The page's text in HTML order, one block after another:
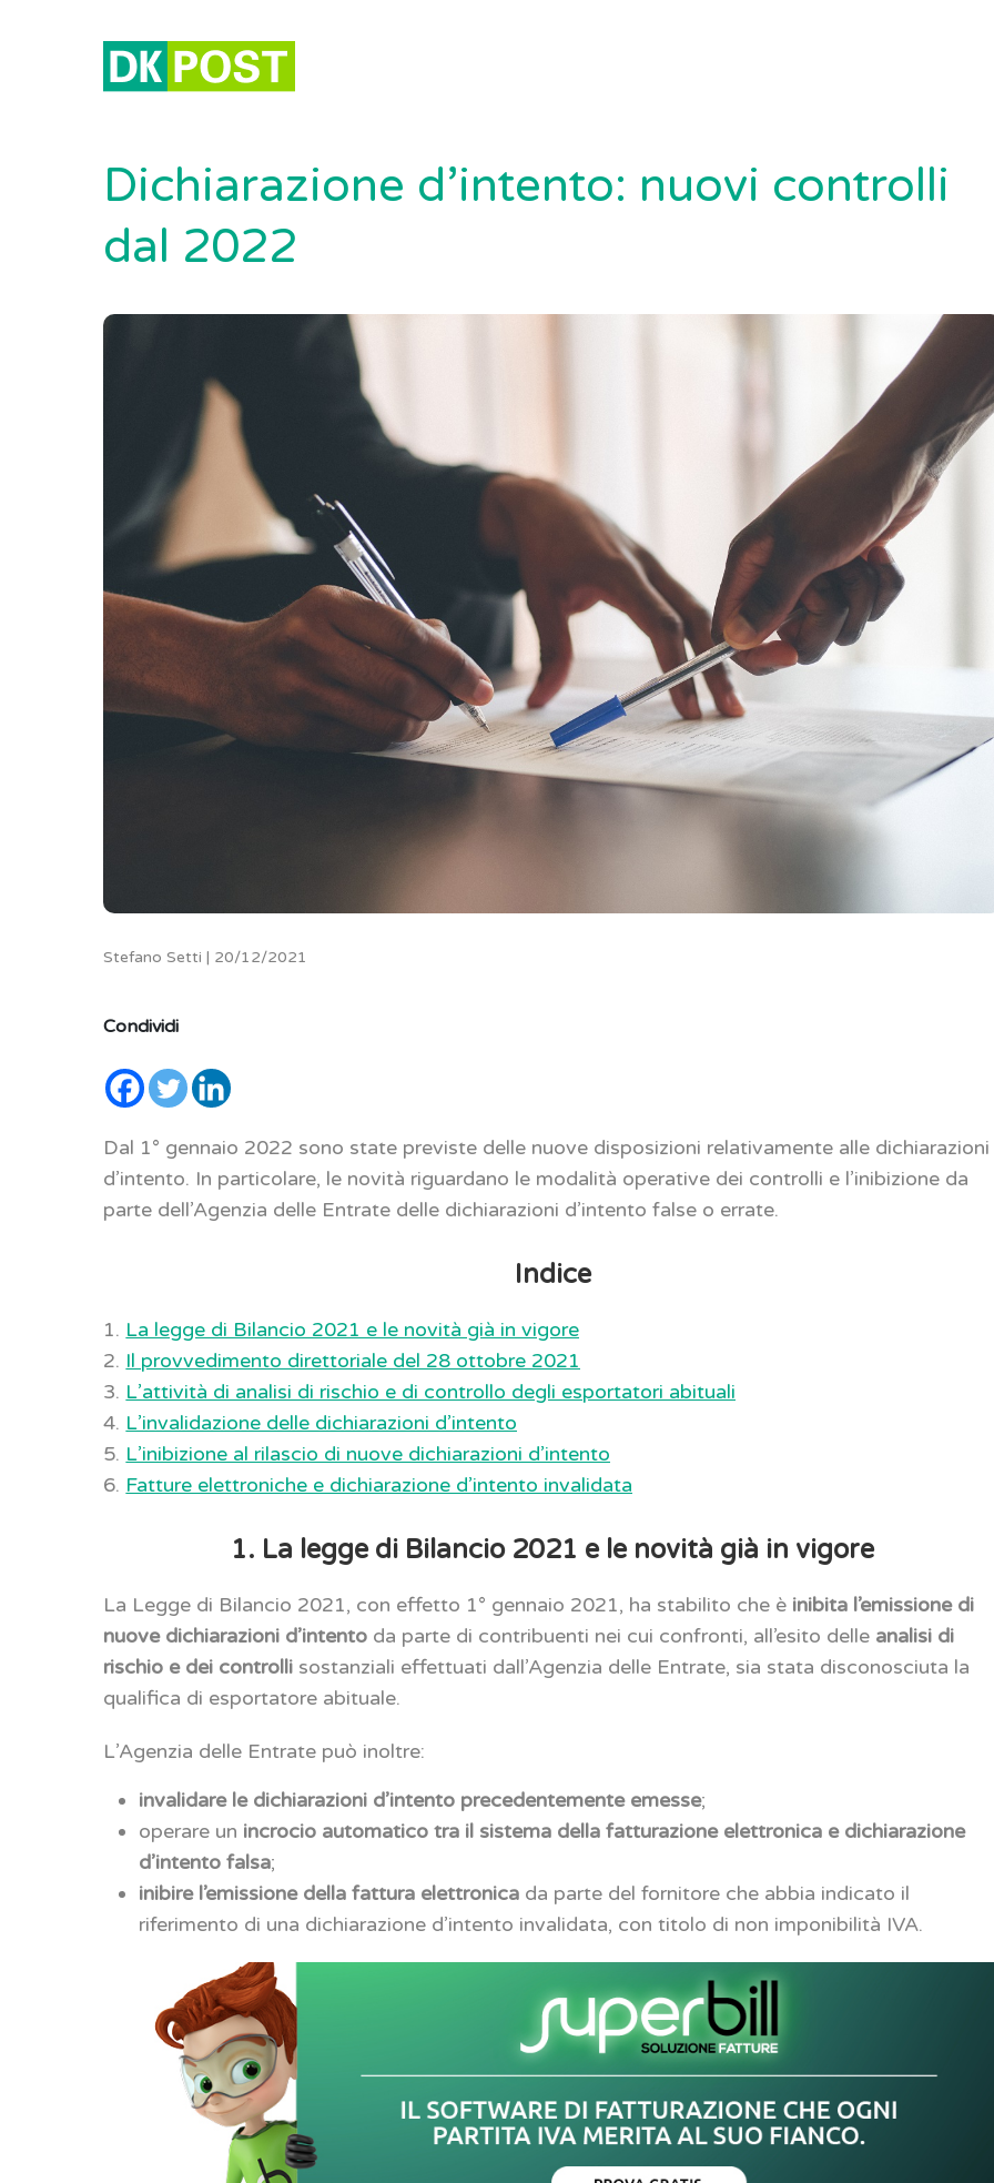
Dichiarazione d’intento: nuovi controlli
dal 2022
Stefano Setti | 20/12/2021
Condividi
Dal 1° gennaio 2022 sono state previste delle nuove disposizioni relativamente alle dichiarazioni
d’intento. In particolare, le novità riguardano le modalità operative dei controlli e l’inibizione da
parte dell’Agenzia delle Entrate delle dichiarazioni d’intento false o errate.
Indice
1. La legge di Bilancio 2021 e le novità già in vigore
2. Il provvedimento direttoriale del 28 ottobre 2021
3. L’attività di analisi di rischio e di controllo degli esportatori abituali
4. L’invalidazione delle dichiarazioni d’intento
5. L’inibizione al rilascio di nuove dichiarazioni d’intento
6. Fatture elettroniche e dichiarazione d’intento invalidata
1. La legge di Bilancio 2021 e le novità già in vigore
La Legge di Bilancio 2021, con effetto 1° gennaio 2021, ha stabilito che è inibita l’emissione di
nuove dichiarazioni d’intento da parte di contribuenti nei cui confronti, all’esito delle analisi di
rischio e dei controlli sostanziali effettuati dall’Agenzia delle Entrate, sia stata disconosciuta la
qualifica di esportatore abituale.
L’Agenzia delle Entrate può inoltre:
invalidare le dichiarazioni d’intento precedentemente emesse;
operare un incrocio automatico tra il sistema della fatturazione elettronica e dichiarazione
d’intento falsa;
inibire l’emissione della fattura elettronica da parte del fornitore che abbia indicato il
riferimento di una dichiarazione d’intento invalidata, con titolo di non imponibilità IVA.